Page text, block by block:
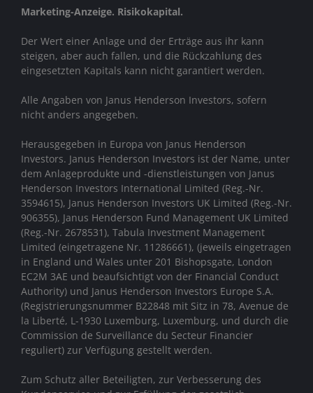
Marketing-Anzeige. Risikokapital.
Der Wert einer Anlage und der Erträge aus ihr kann
steigen, aber auch fallen, und die Rückzahlung des
eingesetzten Kapitals kann nicht garantiert werden.
Alle Angaben von Janus Henderson Investors, sofern
nicht anders angegeben.
Herausgegeben in Europa von Janus Henderson
Investors. Janus Henderson Investors ist der Name, unter
dem Anlageprodukte und -dienstleistungen von Janus
Henderson Investors International Limited (Reg.-Nr.
3594615), Janus Henderson Investors UK Limited (Reg.-Nr.
906355), Janus Henderson Fund Management UK Limited
(Reg.-Nr. 2678531), Tabula Investment Management
Limited (eingetragene Nr. 11286661), (jeweils eingetragen
in England und Wales unter 201 Bishopsgate, London
EC2M 3AE und beaufsichtigt von der Financial Conduct
Authority) und Janus Henderson Investors Europe S.A.
(Registrierungsnummer B22848 mit Sitz in 78, Avenue de
la Liberté, L-1930 Luxemburg, Luxemburg, und durch die
Commission de Surveillance du Secteur Financier
reguliert) zur Verfügung gestellt werden.
Zum Schutz aller Beteiligten, zur Verbesserung des